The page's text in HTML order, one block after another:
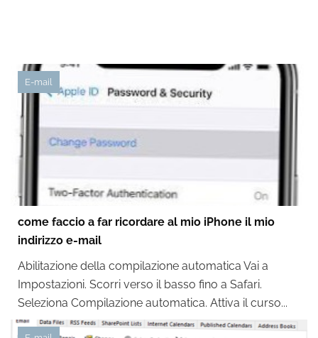
E-mail
come faccio a far ricordare al mio iPhone il mio
indirizzo e-mail
Abilitazione della compilazione automatica Vai a
Impostazioni. Scorri verso il basso fino a Safari.
Seleziona Compilazione automatica. Attiva il curso...